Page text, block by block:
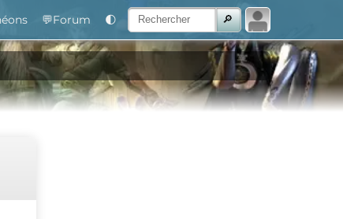
💬Forum 🌓